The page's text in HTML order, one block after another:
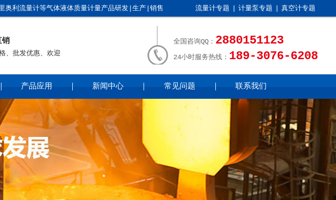
奥利流量计等气体液体质量计量产品研发|生产|销售 流量计专题 计量泵专题 真空计专题
销
、批发优惠、欢迎
全国咨询QQ： 2880151123
24小时服务热线： 189-3076-6208
产品应用 新闻中心 常见问题 联系我们